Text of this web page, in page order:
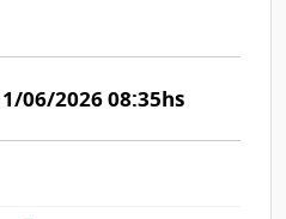
06/2026 08:35hs